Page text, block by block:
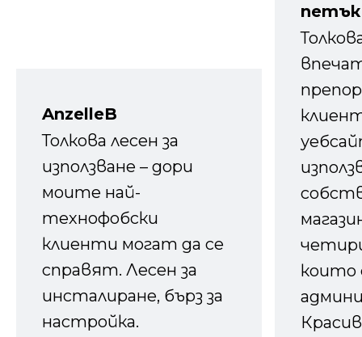
AnzelleB
Толкова лесен за
използване – дори
моите най-
технофобски
клиенти могат да се
справят. Лесен за
инсталиране, бърз за
настройка.
които